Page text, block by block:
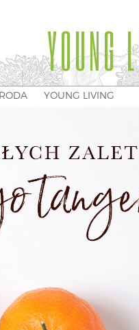
YOUNG
YOUNG LIVING